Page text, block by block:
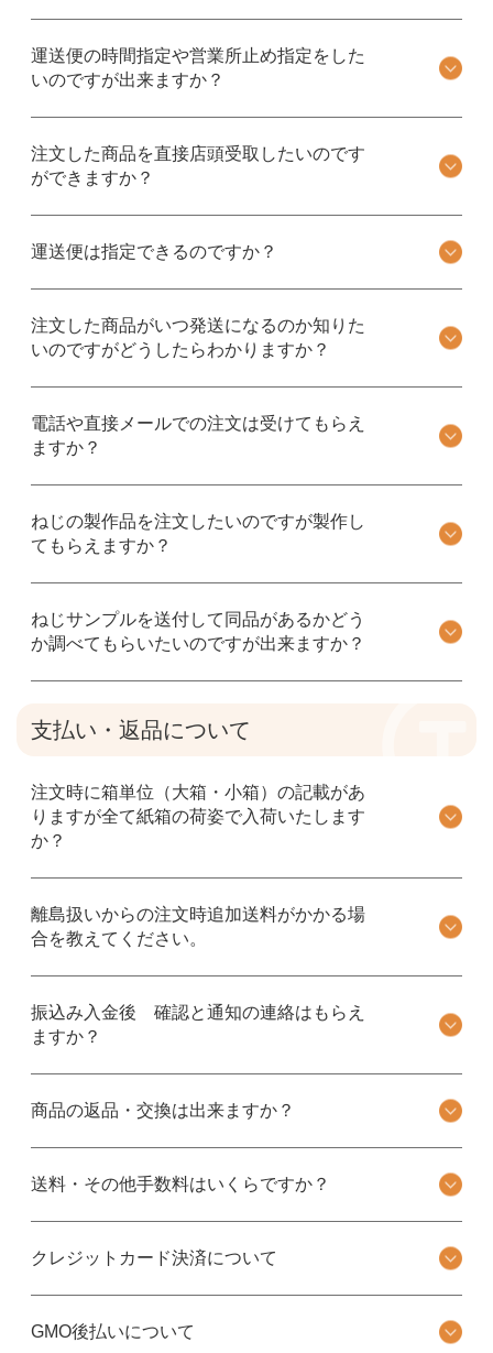
運送便の時間指定や営業所止め指定をした
いのですが出来ますか？
注文した商品を直接店頭受取したいのです
ができますか？
運送便は指定できるのですか？
注文した商品がいつ発送になるのか知りた
いのですがどうしたらわかりますか？
電話や直接メールでの注文は受けてもらえ
ますか？
ねじの製作品を注文したいのですが製作し
てもらえますか？
ねじサンプルを送付して同品があるかどう
か調べてもらいたいのですが出来ますか？
支払い・返品について
注文時に箱単位（大箱・小箱）の記載があ
りますが全て紙箱の荷姿で入荷いたします
か？
離島扱いからの注文時追加送料がかかる場
合を教えてください。
振込み入金後 確認と通知の連絡はもらえ
ますか？
商品の返品・交換は出来ますか？
送料・その他手数料はいくらですか？
クレジットカード決済について
GMO後払いについて